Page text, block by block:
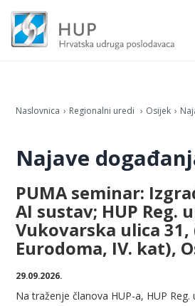
Naslovnica Regionalni uredi Osijek
Najave
PUMA seminar:
AI sustav; HUP Reg.
Vukovarska ulica 31,
Eurodoma, IV. kat),
29.09.2026.
Na traženje članova HUP-a, HUP